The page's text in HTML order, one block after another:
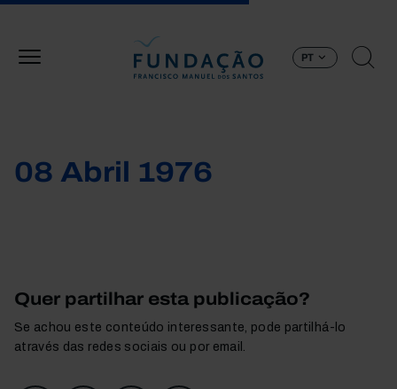
PT
08 Abril 1976
Quer partilhar esta publicação?
Se achou este conteúdo interessante, pode partilhá-lo
através das redes sociais ou por email.